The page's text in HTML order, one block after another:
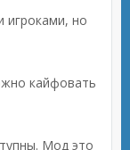
игроками, но
кайфовать
Мод это